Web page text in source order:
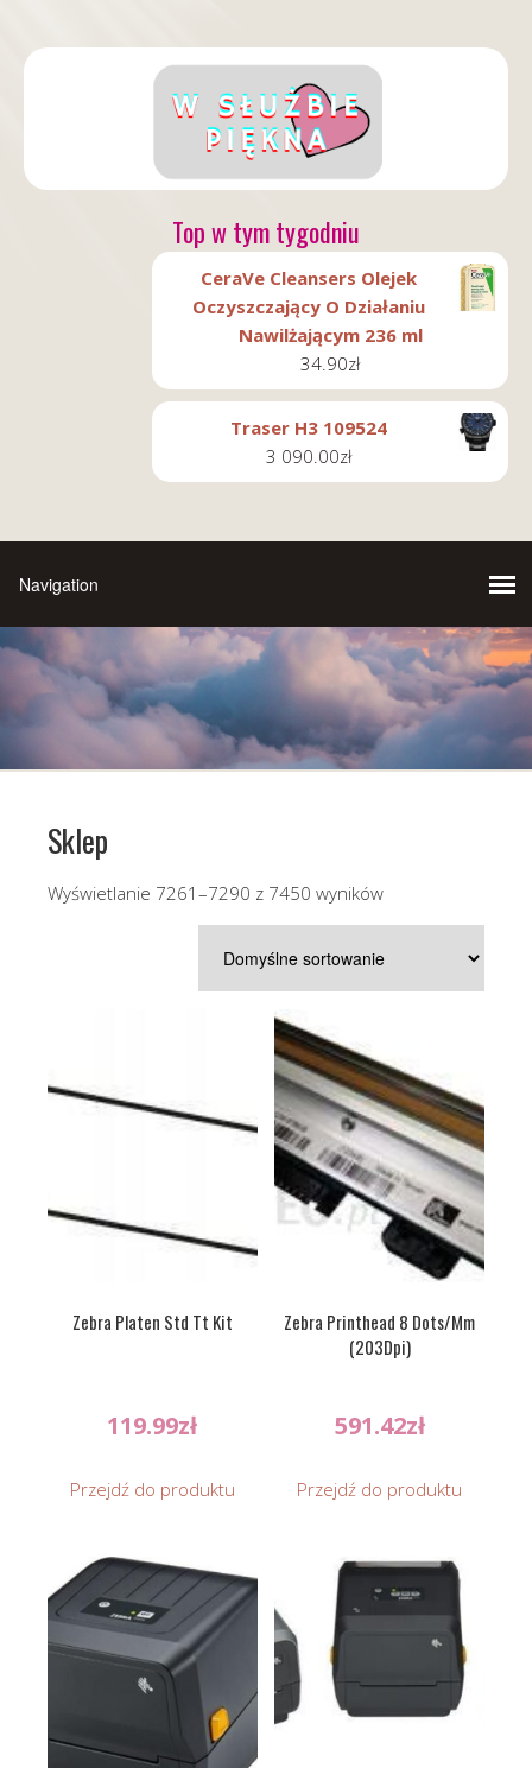
Top w tym tygodniu
CeraVe Cleansers Olejek
Oczyszczający O Działaniu
Nawilżającym 236 ml
34.90zł
Traser H3 109524
3 090.00zł
Sklep
Wyświetlanie 7261–7290 z 7450 wyników
Zebra Platen Std Tt Kit
119.99zł
Przejdź do produktu
Zebra Printhead 8 Dots/Mm
(203Dpi)
591.42zł
Przejdź do produktu